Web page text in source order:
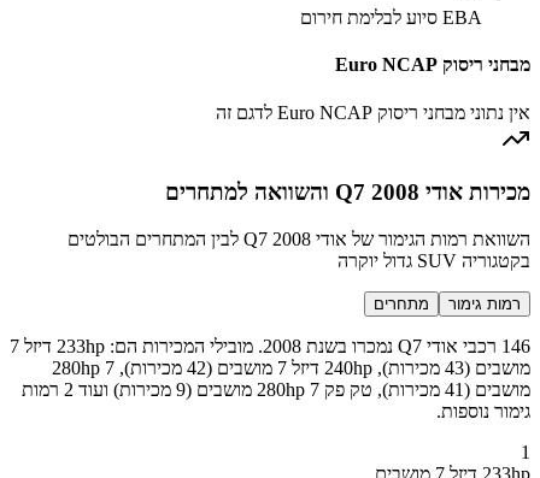
EBA סיוע לבלימת חירום
מבחני ריסוק Euro NCAP
אין נתוני מבחני ריסוק Euro NCAP לדגם זה
מכירות אודי Q7 2008 והשוואה למתחרים
השוואת רמות הגימור של אודי Q7 2008 לבין המתחרים הבולטים
בקטגוריה SUV גדול יוקרה
רמות גימור מתחרים
146 רכבי אודי Q7 נמכרו בשנת 2008. מובילי המכירות הם: 233hp דיזל 7
מושבים (43 מכירות), 240hp דיזל 7 מושבים (42 מכירות), 280hp 7
מושבים (41 מכירות), טק פק 280hp 7 מושבים (9 מכירות) ועוד 2 רמות
גימור נוספות.
1